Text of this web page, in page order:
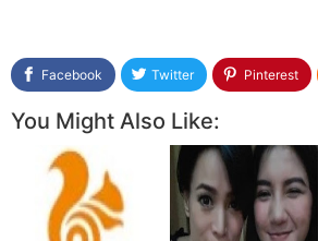
Facebook Twitter Pinterest
You Might Also Like: